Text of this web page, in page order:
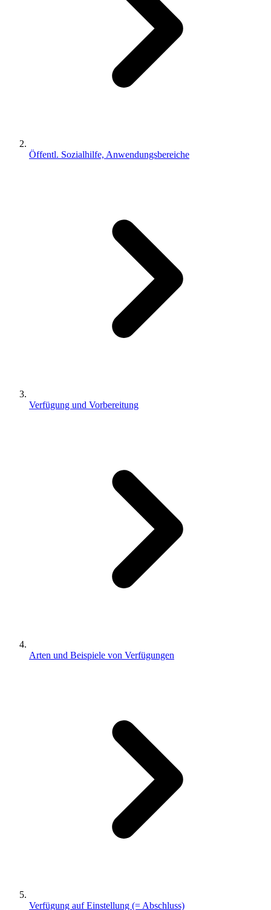
Öffentl. Sozialhilfe, Anwendungsbereiche
Verfügung und Vorbereitung
Arten und Beispiele von Verfügungen
Verfügung auf Einstellung (= Abschluss)